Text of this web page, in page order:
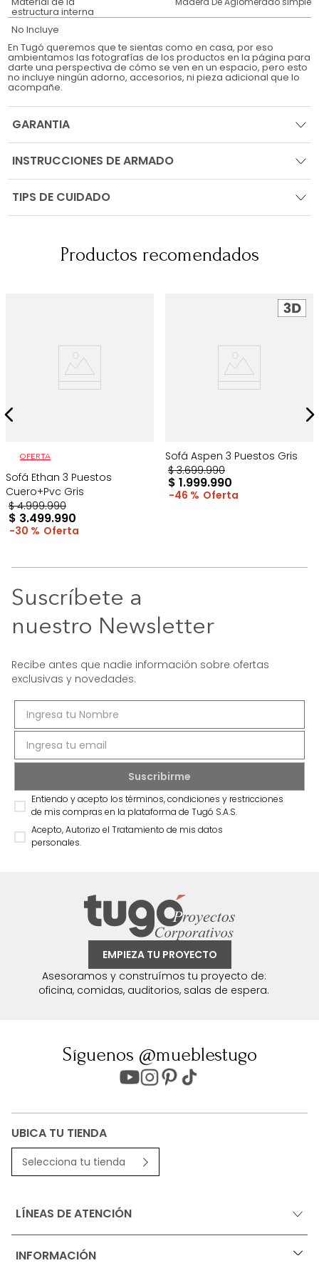
estructura interna
No Incluye
En Tugó queremos que te sientas como en casa, por eso
ambientamos las fotografías de los productos en la página para
darte una perspectiva de cómo se ven en un espacio, pero esto
no incluye ningún adorno, accesorios, ni pieza adicional que lo
acompañe.
GARANTIA
INSTRUCCIONES DE ARMADO
TIPS DE CUIDADO
Productos recomendados
OFERTA
Sofá Ethan 3 Puestos
Cuero+Pvc Gris
$ 4.999.990
$ 3.499.990
30 %
Sofá Aspen 3 Puestos Gris
$ 3.699.990
$ 1.999.990
46 %
Suscríbete a
nuestro Newsletter
Recibe antes que nadie información sobre ofertas
exclusivas y novedades.
Entiendo y acepto los términos, condiciones y restricciones
de mis compras en la plataforma de Tugó S.A.S.
Acepto, Autorizo el Tratamiento de mis datos
personales.
EMPIEZA TU PROYECTO
Asesoramos y construímos tu proyecto de:
oficina, comidas, auditorios, salas de espera.
Síguenos @mueblestugo
UBICA TU TIENDA
Selecciona tu tienda
LÍNEAS DE ATENCIÓN
INFORMACIÓN +